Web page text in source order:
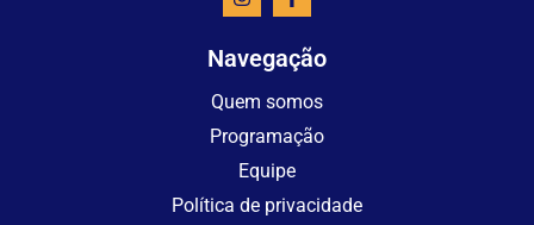
Navegação
Quem somos
Programação
Equipe
Política de privacidade